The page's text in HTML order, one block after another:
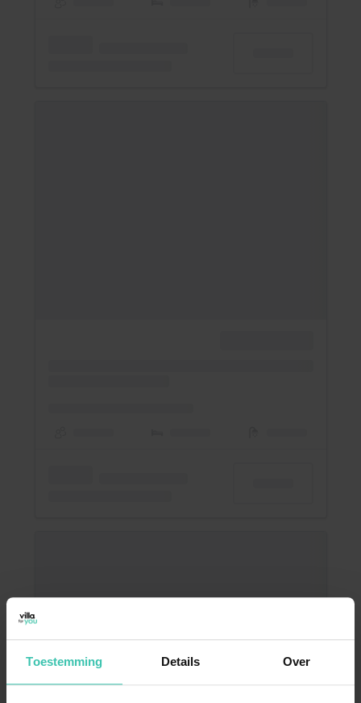
Toestemming Details Over